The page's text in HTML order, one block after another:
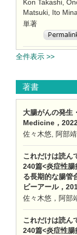
Kon Takashi,
Matsuki, Ito
単著
全件表示 >>
著書
大腸がんの発生
Medicine，
佐々木悠, 阿部
これだけは読ん
240篇<炎症性
る長期的な腸管
ビーアール，
佐々木悠，阿部
これだけは読ん
240篇<炎症性